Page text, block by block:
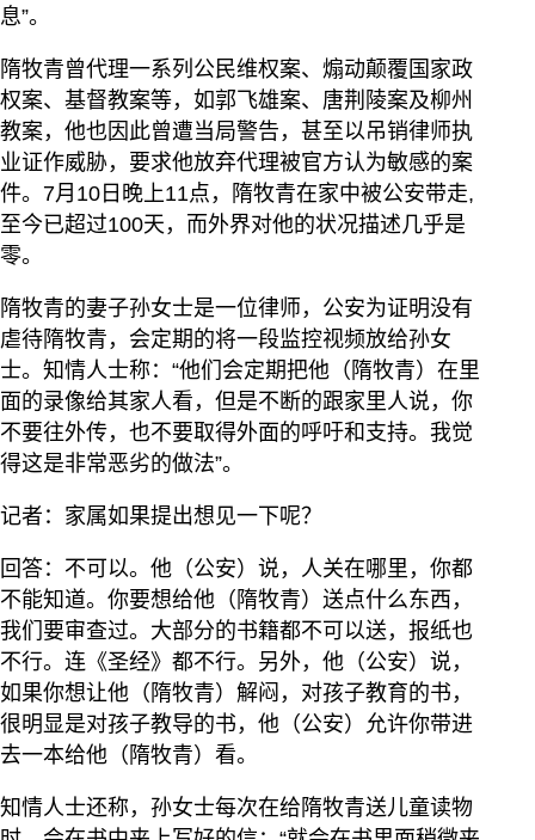
息”。
隋牧青曾代理一系列公民维权案、煽动颠覆国家政
权案、基督教案等，如郭飞雄案、唐荆陵案及柳州
教案，他也因此曾遭当局警告，甚至以吊销律师执
业证作威胁，要求他放弃代理被官方认为敏感的案
件。7月10日晚上11点，隋牧青在家中被公安带走,
至今已超过100天，而外界对他的状况描述几乎是
零。
隋牧青的妻子孙女士是一位律师，公安为证明没有
虐待隋牧青，会定期的将一段监控视频放给孙女
士。知情人士称：“他们会定期把他（隋牧青）在里
面的录像给其家人看，但是不断的跟家里人说，你
不要往外传，也不要取得外面的呼吁和支持。我觉
得这是非常恶劣的做法”。
记者：家属如果提出想见一下呢？
回答：不可以。他（公安）说，人关在哪里，你都
不能知道。你要想给他（隋牧青）送点什么东西，
我们要审查过。大部分的书籍都不可以送，报纸也
不行。连《圣经》都不行。另外，他（公安）说，
如果你想让他（隋牧青）解闷，对孩子教育的书，
很明显是对孩子教导的书，他（公安）允许你带进
去一本给他（隋牧青）看。
知情人士还称，孙女士每次在给隋牧青送儿童读物